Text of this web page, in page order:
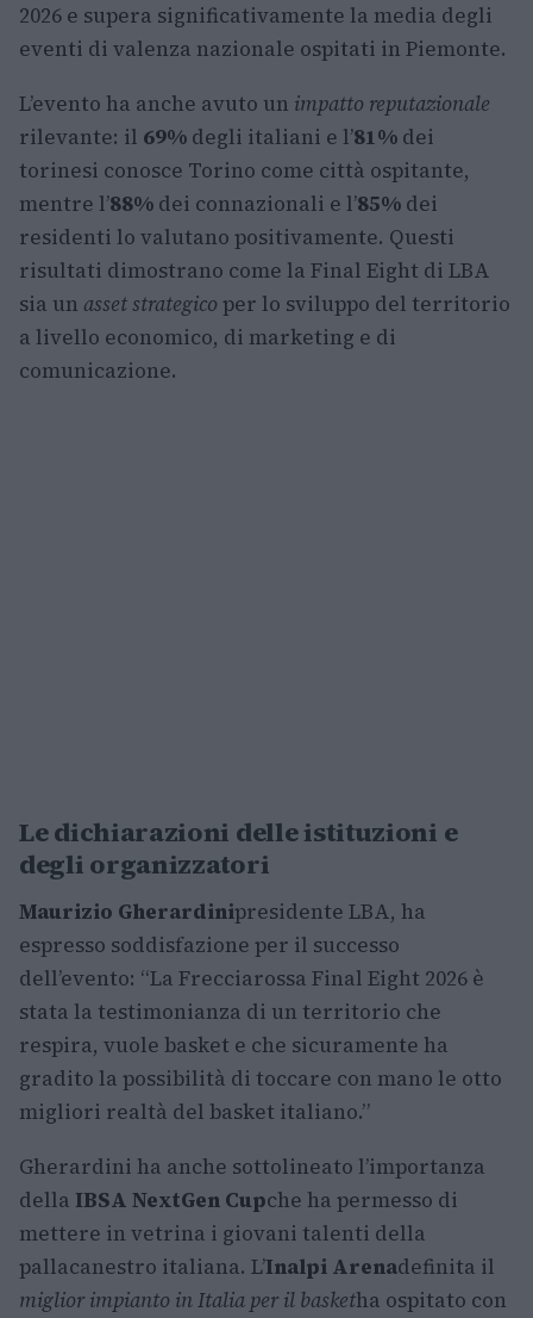
2026 e supera significativamente la media degli
eventi di valenza nazionale ospitati in Piemonte.
L’evento ha anche avuto un impatto reputazionale
rilevante: il 69% degli italiani e l’81% dei
torinesi conosce Torino come città ospitante,
mentre l’88% dei connazionali e l’85% dei
residenti lo valutano positivamente. Questi
risultati dimostrano come la Final Eight di LBA
sia un asset strategico per lo sviluppo del territorio
a livello economico, di marketing e di
comunicazione.
Le dichiarazioni delle istituzioni e
degli organizzatori
Maurizio Gherardinipresidente LBA, ha
espresso soddisfazione per il successo
dell’evento: “La Frecciarossa Final Eight 2026 è
stata la testimonianza di un territorio che
respira, vuole basket e che sicuramente ha
gradito la possibilità di toccare con mano le otto
migliori realtà del basket italiano.”
Gherardini ha anche sottolineato l’importanza
della IBSA NextGen Cupche ha permesso di
mettere in vetrina i giovani talenti della
pallacanestro italiana. L’Inalpi Arenadefinita il
miglior impianto in Italia per il basketha ospitato con